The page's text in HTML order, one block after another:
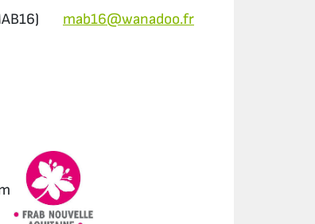
mab16@wanadoo.fr